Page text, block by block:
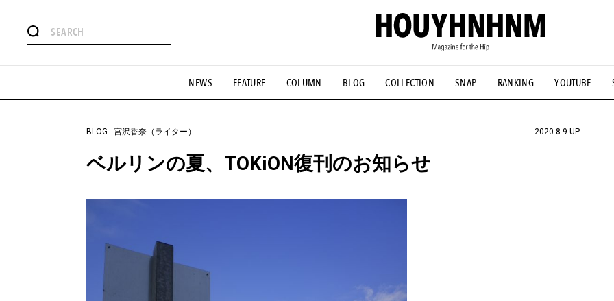
NEWS FEATURE COLUMN BLOG COLLECTION SNAP RANKING YOUTUBE
#憧れの逸品 #ESSENTIAL DESIGNS #古着サミット #NEW VINTAGE #マイナーグッド図鑑
#HANDSOME HANDBOOK
BLOG - 宮沢香奈（ライター） 2020.8.9 UP
ベルリンの夏、TOKiON復刊のお知らせ